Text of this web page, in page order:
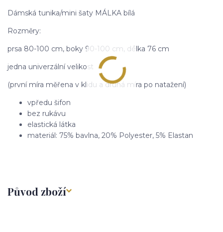
Dámská tunika/mini šaty MÁLKA bílá
Rozměry:
prsa 80-100 cm, boky 90-100 cm, délka 76 cm
jedna univerzální velikost
(první míra měřena v klidu a druhá míra po natažení)
vpředu šifon
bez rukávu
elastická látka
materiál: 75% bavlna, 20% Polyester, 5% Elastan
Původ zboží